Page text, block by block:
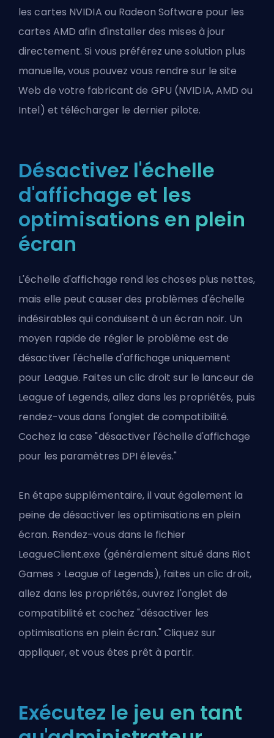
les cartes NVIDIA ou Radeon Software pour les
cartes AMD afin d'installer des mises à jour
directement. Si vous préférez une solution plus
manuelle, vous pouvez vous rendre sur le site
Web de votre fabricant de GPU (NVIDIA, AMD ou
Intel) et télécharger le dernier pilote.
Désactivez l'échelle
d'affichage et les
optimisations en plein
écran
L'échelle d'affichage rend les choses plus nettes,
mais elle peut causerdes problèmes d'échelle
indésirables qui conduisent à un écran noir. Un
moyen rapide de régler le problème est de
désactiver l'échelle d'affichage uniquement
pour League. Faites un clic droit sur le lanceur de
League of Legends, allez dans les propriétés, puis
rendez-vous dans l'onglet de compatibilité.
Cochez la case "désactiver l'échelle d'affichage
pour les paramètres DPI élevés."
En étape supplémentaire, il vaut également la
peine de désactiver les optimisations en plein
écran. Rendez-vous dans le fichier
LeagueClient.exe (généralement situé dans Riot
Games > League of Legends), faites un clic droit,
allez dans les propriétés, ouvrez l'onglet de
compatibilité et cochez "désactiver les
optimisations en plein écran." Cliquez sur
appliquer, et vous êtes prêt à partir.
Exécutez le jeu en tant